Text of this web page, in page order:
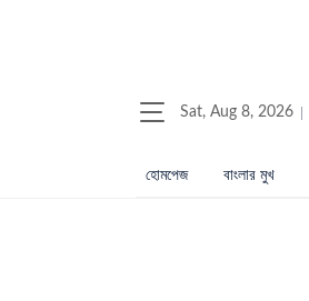
Sat, Aug 8, 2026
হোমপেজ বাংলার মুখ